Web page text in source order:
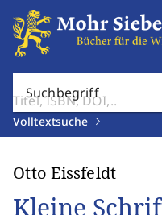
Suchbegriff
Volltextsuche
Otto Eissfeldt
Kleine